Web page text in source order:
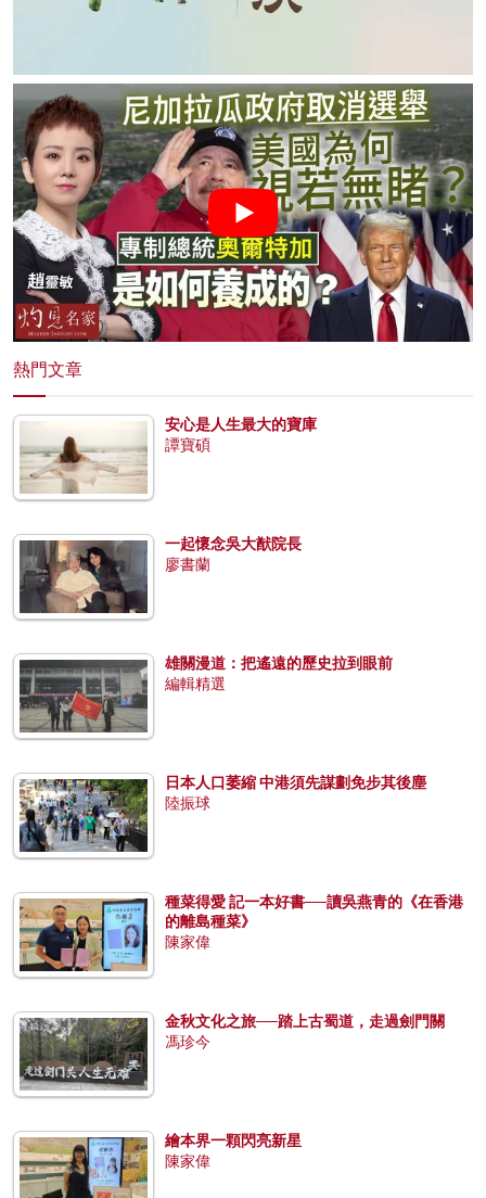
熱門文章
安心是人生最大的寶庫
譚寶碩
一起懷念吳大猷院長
廖書蘭
雄關漫道：把遙遠的歷史拉到眼前
編輯精選
日本人口萎縮 中港須先謀劃免步其後塵
陸振球
種菜得愛 記一本好書──讀吳燕青的《在香港
的離島種菜》
陳家偉
金秋文化之旅──踏上古蜀道，走過劍門關
馮珍今
繪本界一顆閃亮新星
陳家偉